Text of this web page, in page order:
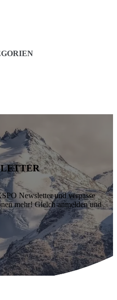
Newsletter und verpasse
mehr! Gleich anmelden und